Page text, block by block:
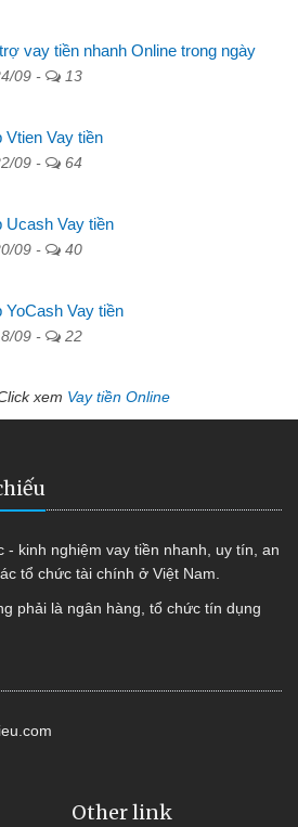
vay tiền nhanh Online trong ngày
09 - 13
Vtien Vay tiền
09 - 64
Ucash Vay tiền
09 - 40
YoCash Vay tiền
09 - 22
xem Vay tiền Online
- kinh nghiệm vay tiền nhanh, uy tín, an
tổ chức tài chính ở Việt Nam.
phải là ngân hàng, tổ chức tín dụng
Other link